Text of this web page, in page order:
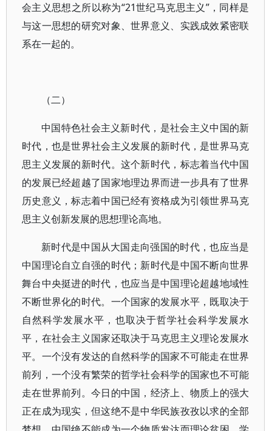
会主义思想之所以称为“21世纪马克思主义”，同样是
与这一思想的研究对象、世界意义、实践成效紧密联
系在一起的。
（二）
中国特色社会主义新时代，是社会主义中国的新
时代，也是世界社会主义发展的新时代，是世界马克
思主义发展的新时代。这个新时代，标志着当代中国
的发展已经超越了国家地理边界而进一步具有了世界
历史意义，标志着中国已经有资格成为引领世界马克
思主义创新发展的思想理论高地。
新时代是中国从大国走向强国的时代，也应当是
中国理论自立自强的时代；新时代是中国不断向世界
舞台中央挺进的时代，也应当是中国理论超越地域性
不断世界化的时代。一个国家的发展水平，既取决于
自然科学发展水平，也取决于哲学社会科学发展水
平，在社会主义国家还取决于马克思主义理论发展水
平。一个没有发达的自然科学的国家不可能走在世界
前列，一个没有繁荣的哲学社会科学的国家也不可能
走在世界前列。今日的中国，经济上、物质上的强大
正在成为现实，但这绝不是中华民族孜孜以求的全部